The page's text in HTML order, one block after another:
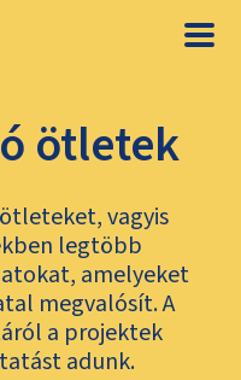
ötletek
vagyis
legtöbb
amelyeket
megvalósít. A
a projektek
adunk.